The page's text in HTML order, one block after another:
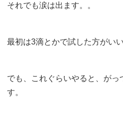
それでも涙は出ます。。
最初は3滴とかで試した方がいい
でも、これぐらいやると、がっ
す。